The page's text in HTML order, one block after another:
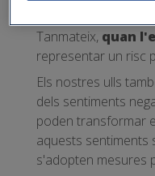
Tanmateix, quan
representar un risc
Els nostres ulls
dels sentiments
poden transformar
aquests sentiments
s'adopten mesures